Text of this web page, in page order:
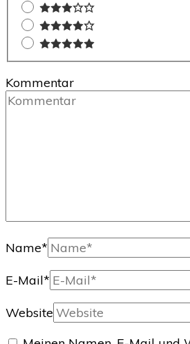
Kommentar
Name*
E-Mail*
Website